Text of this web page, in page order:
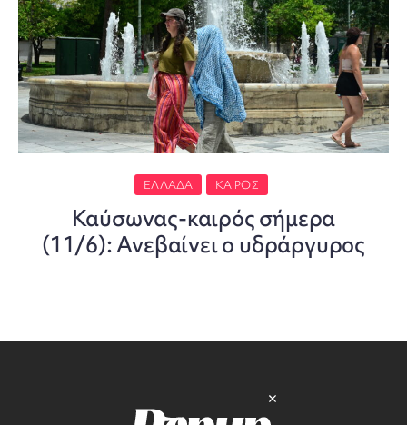
ΕΛΛΆΔΑ ΚΑΙΡΌΣ
Καύσωνας-καιρός σήμερα
(11/6): Ανεβαίνει ο υδράργυρος